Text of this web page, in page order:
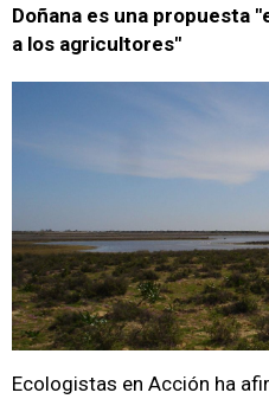
Doñana es una propuesta
a los agricultores"
Ecologistas en Acción ha